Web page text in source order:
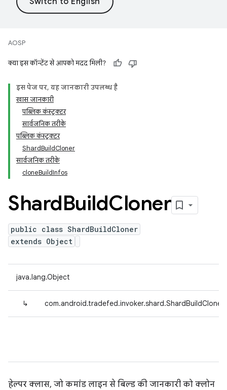
AOSP
क्या इस कॉन्टेंट से आपको मदद मिली?
इस पेज पर, यह जानकारी उपलब्ध है
खास जानकारी
पब्लिक कंस्ट्रक्टर
सार्वजनिक तरीके
पब्लिक कंस्ट्रक्टर
ShardBuildCloner
सार्वजनिक तरीके
cloneBuildInfos
ShardBuildCloner
public class ShardBuildCloner
extends Object
java.lang.Object
↳ com.android.tradefed.invoker.shard.ShardBuildCloner
हेल्पर क्लास, जो कमांड लाइन से बिल्ड की जानकारी को क्लोन